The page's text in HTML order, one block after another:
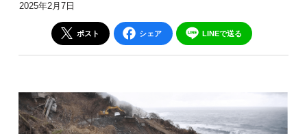
2025年2月7日
ポスト シェア LINEで送る